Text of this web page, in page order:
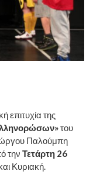
επιτυχία της
του
Παλούμπη
την Τετάρτη 26
Κυριακή.